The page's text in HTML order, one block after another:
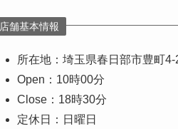
店舗基本情報
所在地：埼玉県春日部市豊町4-
Open：10時00分
Close：18時30分
定休日：日曜日